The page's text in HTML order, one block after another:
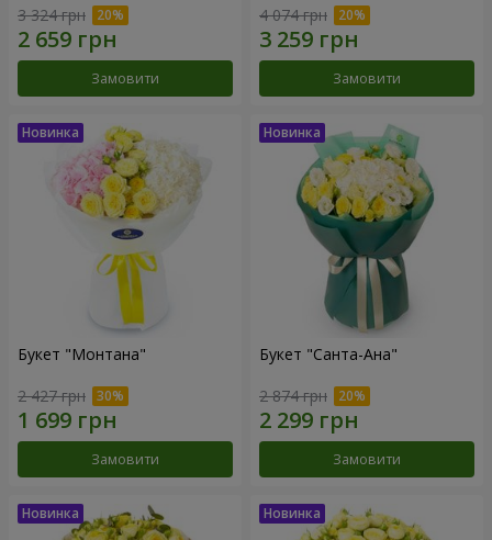
3 324 грн
Замовити
4 074 грн
Замовити
Букет "Монтана"
2 427 грн
Замовити
Букет "Санта-Ана"
2 874 грн
Замовити